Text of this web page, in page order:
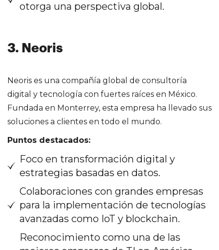
otorga una perspectiva global.
3. Neoris
Neoris es una compañía global de consultoría
digital y tecnología con fuertes raíces en México.
Fundada en Monterrey, esta empresa ha llevado sus
soluciones a clientes en todo el mundo.
Puntos destacados:
Foco en transformación digital y
estrategias basadas en datos.
Colaboraciones con grandes empresas
para la implementación de tecnologías
avanzadas como IoT y blockchain.
Reconocimiento como una de las